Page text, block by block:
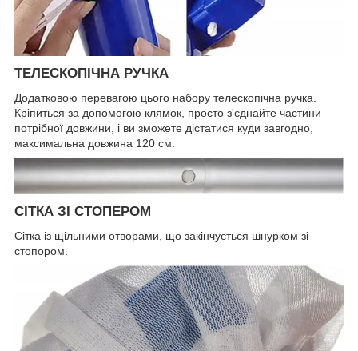
ТЕЛЕСКОПІЧНА РУЧКА
Додатковою перевагою цього набору телескопічна ручка.
Кріпиться за допомогою клямок, просто з'єднайте частини
потрібної довжини, і ви зможете дістатися куди завгодно,
максимальна довжина 120 см.
СІТКА ЗІ СТОПЕРОМ
Сітка із щільними отворами, що закінчується шнурком зі
стопором.